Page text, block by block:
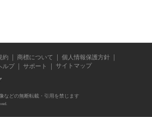
約 商標について
個人情報保護方針
ルプ サポート サイトマップ
などの無断転載・引用を禁じます